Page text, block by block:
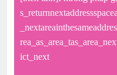
ict_next